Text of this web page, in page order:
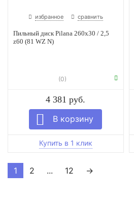
избранное сравнить
Пильный диск Pilana 260x30 / 2,5
z60 (81 WZ N)
(0)
4 381 руб.
1 2 ... 12 →